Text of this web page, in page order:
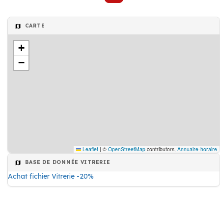
CARTE
+
−
Leaflet | © OpenStreetMap contributors, Annuaire-horaire
BASE DE DONNÉE VITRERIE
Achat fichier Vitrerie -20%